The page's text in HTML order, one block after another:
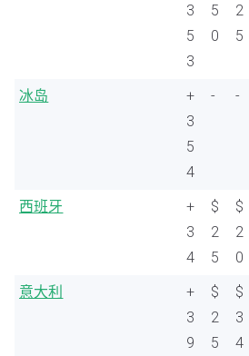
3
5
3
5
0
2
5
冰岛
+
3
5
4
- -
西班牙
+
3
4
$
2
5
$
2
0
意大利
+
3
9
$
2
5
$
3
4